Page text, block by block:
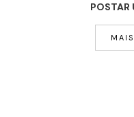
POSTAR